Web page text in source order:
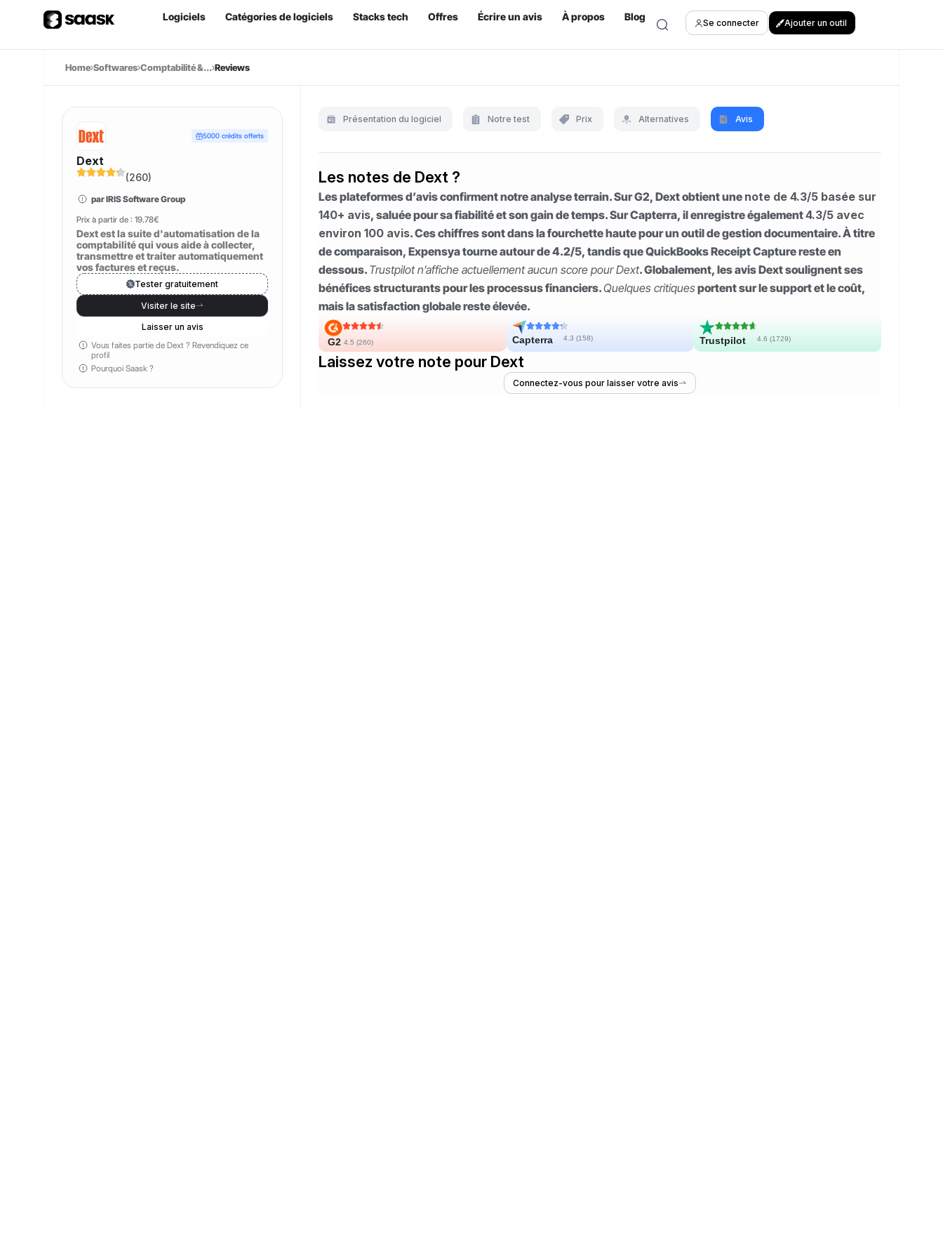
Logiciels Catégories de logiciels Stacks tech Offres Écrire un avis À propos Blog
Se connecter Ajouter un outil
Home Softwares Comptabilité &... Reviews
5000 crédits offerts
Dext
(260)
par IRIS Software Group
Prix à partir de : 19.78€
Dext est la suite d'automatisation de la
comptabilité qui vous aide à collecter,
transmettre et traiter automatiquement
vos factures et reçus.
Tester gratuitement
Visiter le site
Laisser un avis
Vous faites partie de Dext ?Revendiquez ce
profil
Pourquoi Saask ?
Présentation du logiciel Notre test Prix Alternatives Avis
Les notes de Dext ?
Les plateformes d’avis confirment notre analyse terrain. Sur G2, Dext obtient une note de 4.3/5 basée sur
140+ avis, saluée pour sa fiabilité et son gain de temps. Sur Capterra, il enregistre également4.3/5 avec
environ 100 avis. Ces chiffres sont dans la fourchette haute pour un outil de gestion documentaire. À titre
de comparaison, Expensya tourne autour de 4.2/5, tandis que QuickBooks Receipt Capture reste en
dessous. Trustpilot n’affiche actuellement aucun score pour Dext. Globalement, les avis Dext soulignent ses
bénéfices structurants pour les processus financiers.Quelques critiquesportent sur le support et le coût,
mais la satisfaction globale reste élevée.
G2 4.5 (260) Capterra 4.3 (158) Trustpilot 4.6 (1729)
Laissez votre note pour Dext
Connectez-vous pour laisser votre avis